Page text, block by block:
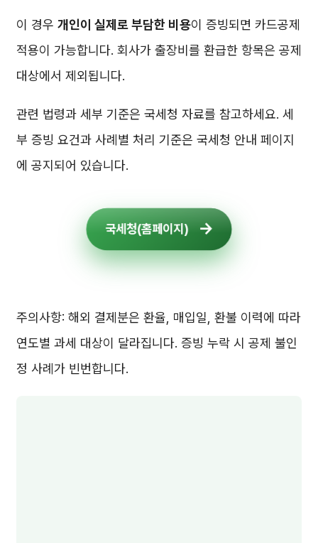
이 경우 개인이 실제로 부담한 비용이 증빙되면 카드공제
적용이 가능합니다. 회사가 출장비를 환급한 항목은 공제
대상에서 제외됩니다.
관련 법령과 세부 기준은 국세청 자료를 참고하세요. 세
부 증빙 요건과 사례별 처리 기준은 국세청 안내 페이지
에 공지되어 있습니다.
국세청(홈페이지)
주의사항: 해외 결제분은 환율, 매입일, 환불 이력에 따라
연도별 과세 대상이 달라집니다. 증빙 누락 시 공제 불인
정 사례가 빈번합니다.